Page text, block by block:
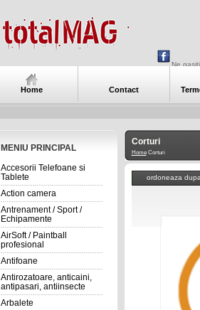
Ne
Home Contact
MENIU PRINCIPAL
Accesorii Telefoane si
Tablete
Action camera
Antrenament / Sport /
Echipamente
AirSoft / Paintball
profesional
Antifoane
Antirozatoare, anticaini,
antipasari, antiinsecte
Arbalete
Corturi
HomeCorturi
ordoneaza dupa